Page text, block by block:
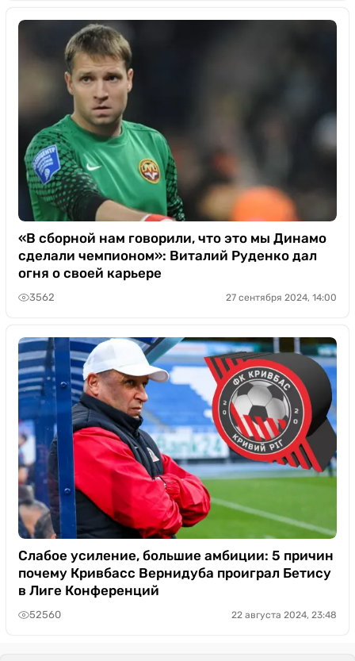
«В сборной нам говорили, что это мы Динамо
сделали чемпионом»: Виталий Руденко дал
огня о своей карьере
3562 27 сентября 2024, 14:00
Слабое усиление, большие амбиции: 5 причин
почему Кривбасс Вернидуба проиграл Бетису
в Лиге Конференций
52560 22 августа 2024, 23:48